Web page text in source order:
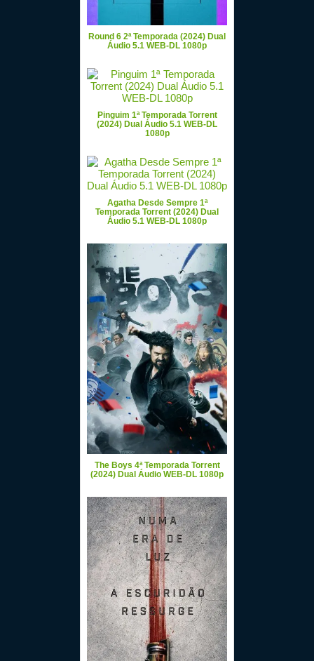
Round 6 2ª Temporada (2024) Dual
Áudio 5.1 WEB-DL 1080p
Pinguim 1ª Temporada Torrent
(2024) Dual Áudio 5.1 WEB-DL
1080p
Agatha Desde Sempre 1ª
Temporada Torrent (2024) Dual
Áudio 5.1 WEB-DL 1080p
The Boys 4ª Temporada Torrent
(2024) Dual Áudio WEB-DL 1080p